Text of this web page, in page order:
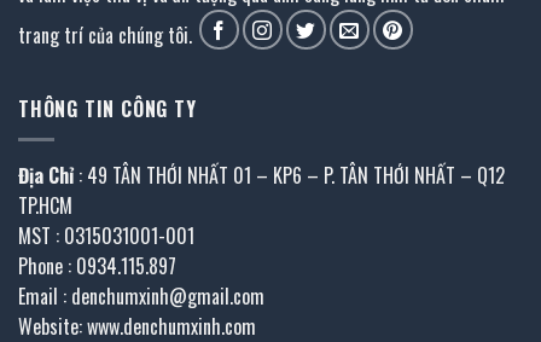
trang trí của chúng tôi.
THÔNG TIN CÔNG TY
Địa Chỉ : 49 TÂN THỚI NHẤT 01 – KP6 – P. TÂN THỚI NHẤT – Q12
TP.HCM
MST : 0315031001-001
Phone : 0934.115.897
Email : denchumxinh@gmail.com
Website: www.denchumxinh.com